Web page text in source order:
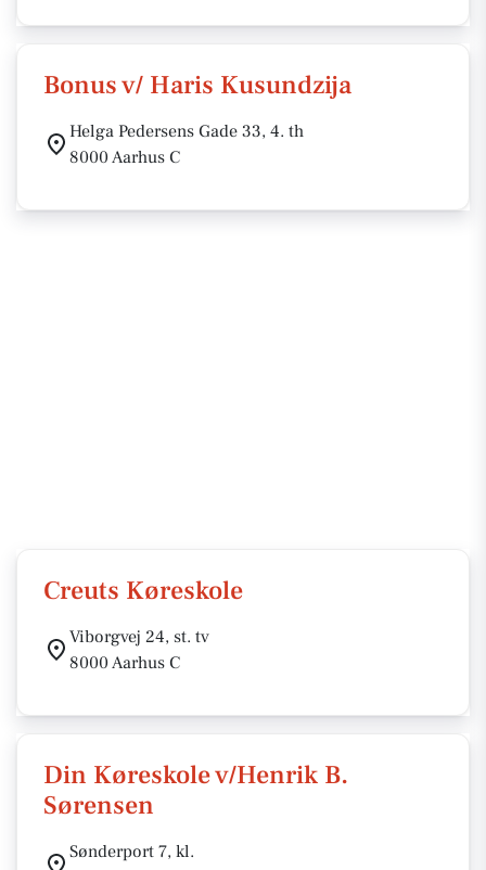
Bonus v/ Haris Kusundzija
Helga Pedersens Gade 33, 4. th
8000 Aarhus C
Creuts Køreskole
Viborgvej 24, st. tv
8000 Aarhus C
Din Køreskole v/Henrik B.
Sørensen
Sønderport 7, kl.